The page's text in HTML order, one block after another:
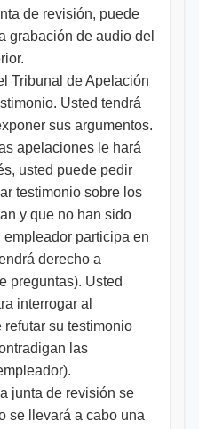
de revisión, puede
grabación de audio del
Tribunal de Apelación
Usted tendrá
sus argumentos.
apelaciones le hará
usted puede pedir
testimonio sobre los
y que no han sido
participa en
derecho a
preguntas). Usted
interrogar al
su testimonio
las
junta de revisión se
se llevará a cabo una